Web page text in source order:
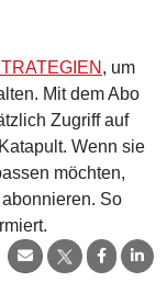
, um
Mit dem Abo
Zugriff auf
Wenn sie
möchten,
So